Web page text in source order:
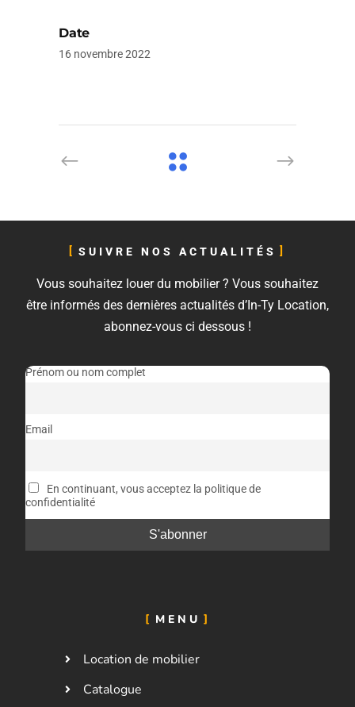
Date
16 novembre 2022
SUIVRE NOS ACTUALITÉS
Vous souhaitez louer du mobilier ? Vous souhaitez
être informés des dernières actualités d’In-Ty Location,
abonnez-vous ci dessous !
Prénom ou nom complet
Email
En continuant, vous acceptez la politique de
confidentialité
MENU
Location de mobilier
Catalogue